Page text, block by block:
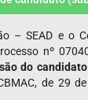
– SEAD e o
nº
do
de 29